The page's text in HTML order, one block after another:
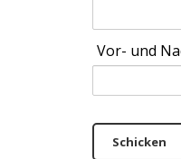
Vor- und
Schicken